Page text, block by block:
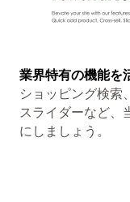
業界特有の機能を
ショッピング検索
スライダーなど、
にしましょう。